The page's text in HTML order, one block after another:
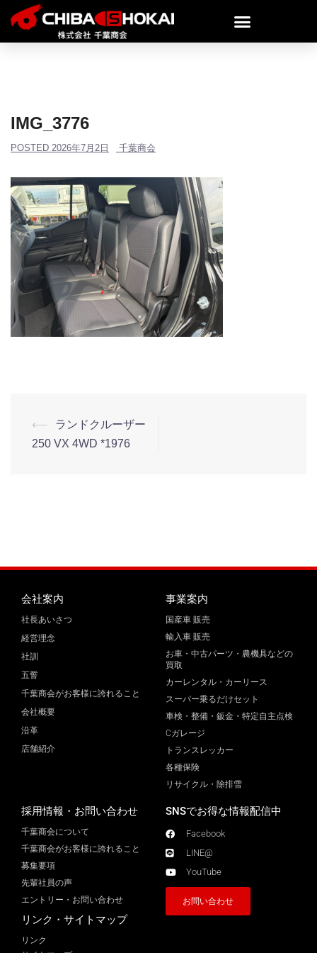
IMG_3776
POSTED 2026年7月2日 千葉商会
⟵
ランドクルーザー
250 VX 4WD *1976
会社案内
社長あいさつ
経営理念
社訓
五誓
千葉商会がお客様に誇れること
会社概要
沿革
店舗紹介
事業案内
国産車 販売
輸入車 販売
お車・中古パーツ・農機具などの
買取
カーレンタル・カーリース
スーパー乗るだけセット
車検・整備・鈑金・特定自主点検
Cガレージ
トランスレッカー
各種保険
リサイクル・除排雪
採用情報・お問い合わせ
千葉商会について
千葉商会がお客様に誇れること​
募集要項
先輩社員の声
エントリー・お問い合わせ
リンク・サイトマップ
リンク
SNSでお得な情報配信中
Facebook
LINE@
YouTube
お問い合わせ